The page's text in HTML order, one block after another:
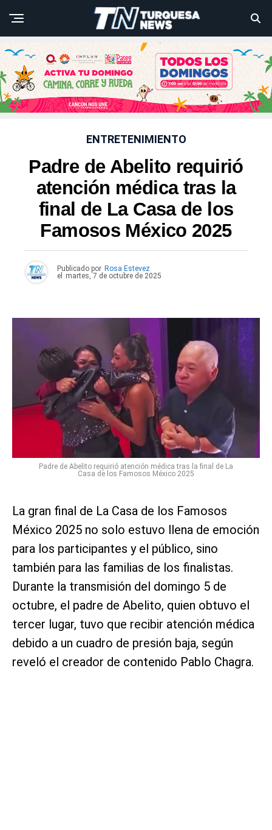
ENTRETENIMIENTO
Padre de Abelito requirió
atención médica tras la
final de La Casa de los
Famosos México 2025
Publicado por Rosa Estevez
el
martes, 7 de octubre de 2025
Padre de Abelito requirió atención médica tras la final de La
Casa de los Famosos México 2025
La gran final de La Casa de los Famosos
México 2025 no solo estuvo llena de emoción
para los participantes y el público, sino
también para las familias de los finalistas.
Durante la transmisión del domingo 5 de
octubre, el padre de Abelito, quien obtuvo el
tercer lugar, tuvo que recibir atención médica
debido a un cuadro de presión baja, según
reveló el creador de contenido Pablo Chagra.